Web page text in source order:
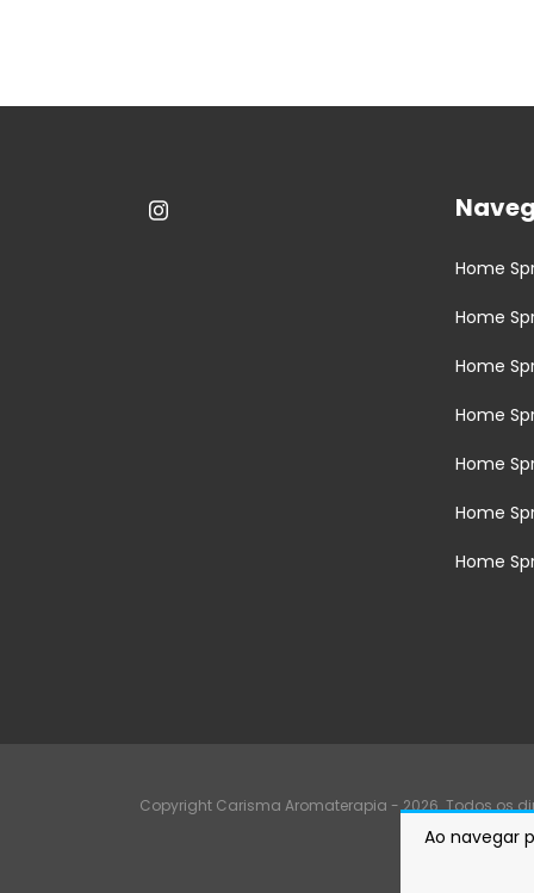
Ao navegar
Home
Home
Home
Home
Home
Home
Home
Copyright Carisma Aromaterapia - 2026. Todos os